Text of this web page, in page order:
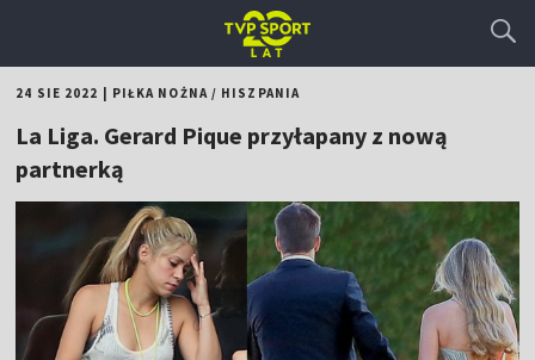
24 SIE 2022 PIŁKA NOŻNA/ HISZPANIA
La Liga. Gerard Pique przyłapany z nową
partnerką